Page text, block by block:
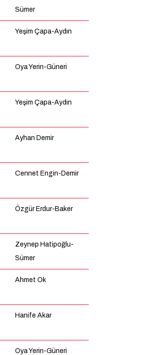
Sümer
Yeşim Çapa-Aydın
Oya Yerin-Güneri
Yeşim Çapa-Aydın
Ayhan Demir
Cennet Engin-Demir
Özgür Erdur-Baker
Zeynep Hatipoğlu-
Sümer
Ahmet Ok
Hanife Akar
Oya Yerin-Güneri